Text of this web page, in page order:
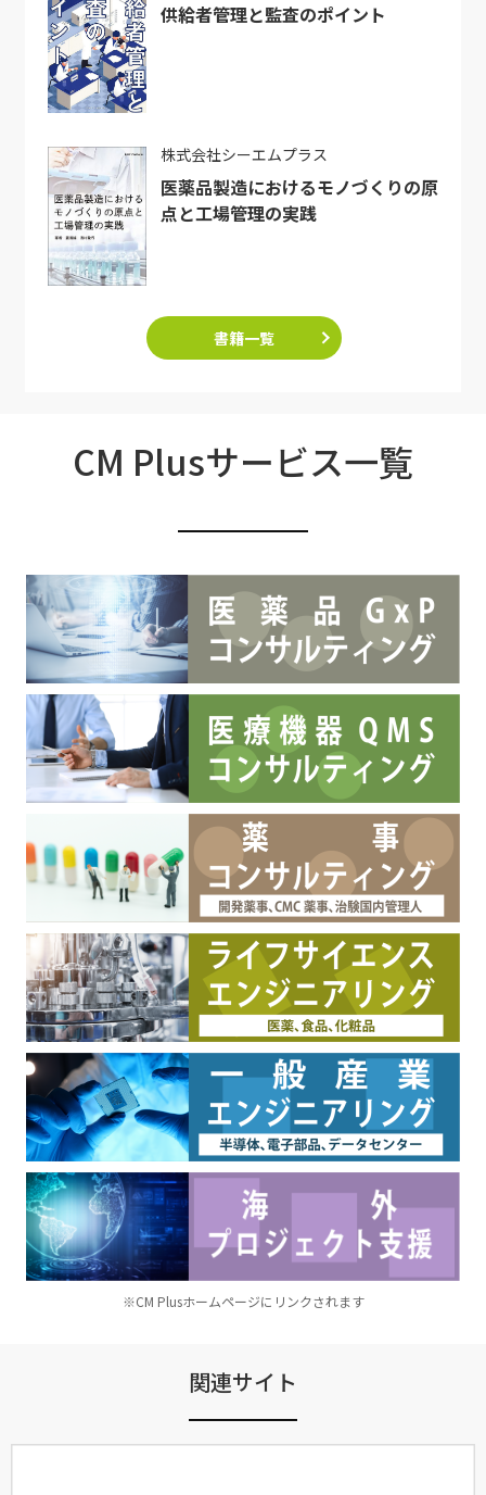
供給者管理と監査のポイント
株式会社シーエムプラス
医薬品製造におけるモノづくりの原
点と工場管理の実践
書籍一覧
CM Plusサービス一覧
※CM Plusホームページにリンクされます
関連サイト